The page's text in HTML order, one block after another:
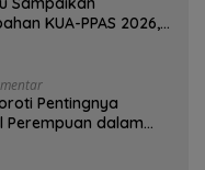
KUA-PPAS 2026,
Pentingnya
Perempuan dalam